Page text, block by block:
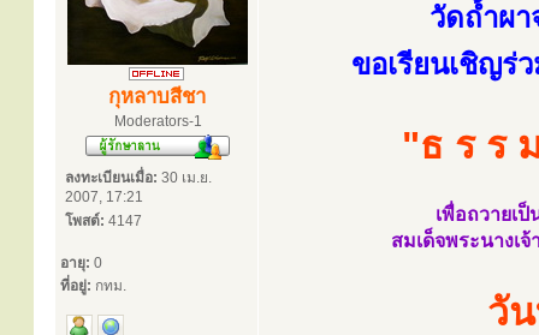
กุหลาบสีชา
Moderators-1
ลงทะเบียนเมื่อ: 30 เม.ย.
2007, 17:21
โพสต์: 4147
อายุ: 0
ที่อยู่: กทม.
วัดถ้ำผ
ขอเรียนเชิญร่
"ธ ร ร
เพื่อถวายเ
สมเด็จพระนางเ
วั